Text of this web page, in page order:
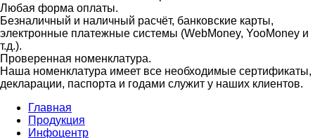
Любая форма оплаты.
Безналичный и наличный расчёт, банковские карты,
электронные платежные системы (WebMoney, YooMoney и
т.д.).
Проверенная номенклатура.
Наша номенклатура имеет все необходимые сертификаты,
декларации, паспорта и годами служит у наших клиентов.
Главная
Продукция
Инфоцентр